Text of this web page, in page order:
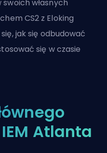
własnych
CS2 z Eloking
jak się odbudować
się w czasie
Atlanta